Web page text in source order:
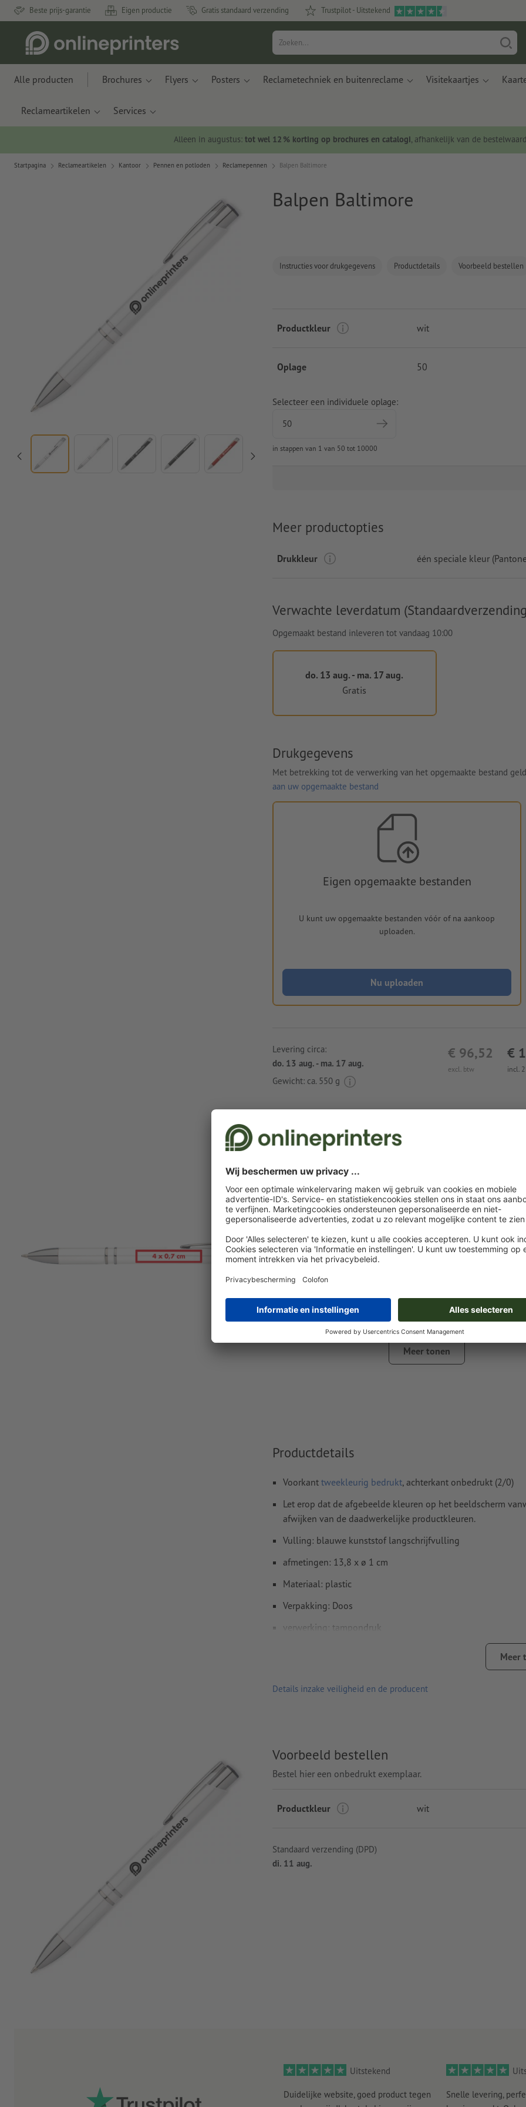
Beste prijs-garantie Eigen productie Gratis standaard verzending Trustpilot - Uitstekend
Alle producten Brochures Flyers Posters Reclametechniek en buitenreclame Visitekaartjes
Reclameartikelen Services
Alleen in augustus: tot wel 12 % korting op brochures en catalogi, afhankelijk van de
Startpagina Reclameartikelen Kantoor Pennen en potloden Reclamepennen Balpen Baltimore
Balpen Baltimore
Instructies voor drukgegevens Productdetails Voorbeeld bestellen
Productkleur wit
Oplage 50
Selecteer een individuele oplage:
in stappen van 1 van 50 tot 10000
Meer productopties
Drukkleur één speciale kleur
Verwachte leverdatum
Opgemaakt bestand inleveren tot vandaag 10:00
do. 13 aug. - ma. 17 aug.
Gratis
Drukgegevens
Met betrekking tot de verwerking van het opgemaakte bestand
aan uw opgemaakte bestand
Eigen opgemaakte bestanden
U kunt uw opgemaakte bestanden vóór of na aankoop
uploaden.
Nu uploaden
excl. btw
€ 96,52
incl.
€
Levering circa:
do. 13 aug. - ma. 17 aug.
Gewicht: ca. 550 g
Instructies voor drukgegevens Balpen
Gegevensformaat(incl. 0 mm afloop): 4 x 0,7 cm
Het drukklare pdf-bestand mag alleen vectoren bevatten;
afbeeldingen en -templates zijn niet geschikt
Geef de kleurvelden de naam van de doelkleur uit de
FORMULA GUIDE Solid Coated (bijv. "Pantone 286 C").
Goud (Pantone 871 C) en zilver (Pantone 877 C) zijn
drukkleuren. Geef daarvoor de in uw drukgegevens
steunkleur de naam "gold" of "silver"
drukken met witte inkt
Meer tonen
Productdetails
Voorkant tweekleurig bedrukt, achterkant onbedrukt (2/0)
Let erop dat de afgebeelde kleuren op het beeldscherm
afwijken van de daadwerkelijke productkleuren.
Vulling: blauwe kunststof langschrijfvulling
afmetingen: 13,8 x ø 1 cm
Materiaal: plastic
Verpakking: Doos
verwerking: tampondruk
Meer
Details inzake veiligheid en de producent
Voorbeeld bestellen
Bestel hier een onbedrukt exemplaar.
Productkleur wit
Standaard verzending (DPD)
di. 11 aug.
Uitstekend
Duidelijke website, goed product tegen
Snelle levering,